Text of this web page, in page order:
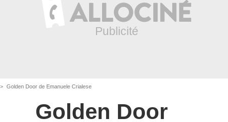
Golden Door de Emanuele Crialese
Golden Door